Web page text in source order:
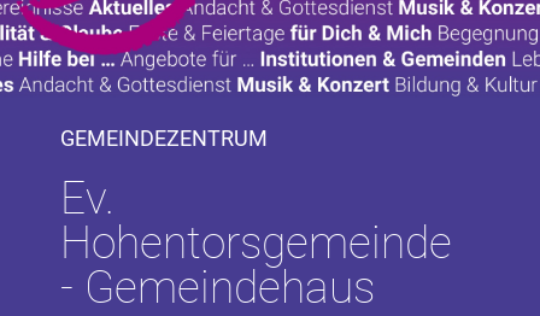
GEMEINDEZENTRUM
Ev.
Hohentorsgemeinde
- Gemeindehaus